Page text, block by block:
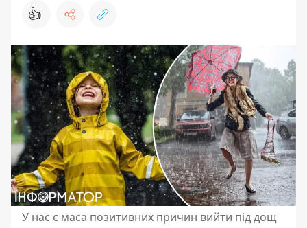
👍
У нас є маса позитивних причин вийти під дощ